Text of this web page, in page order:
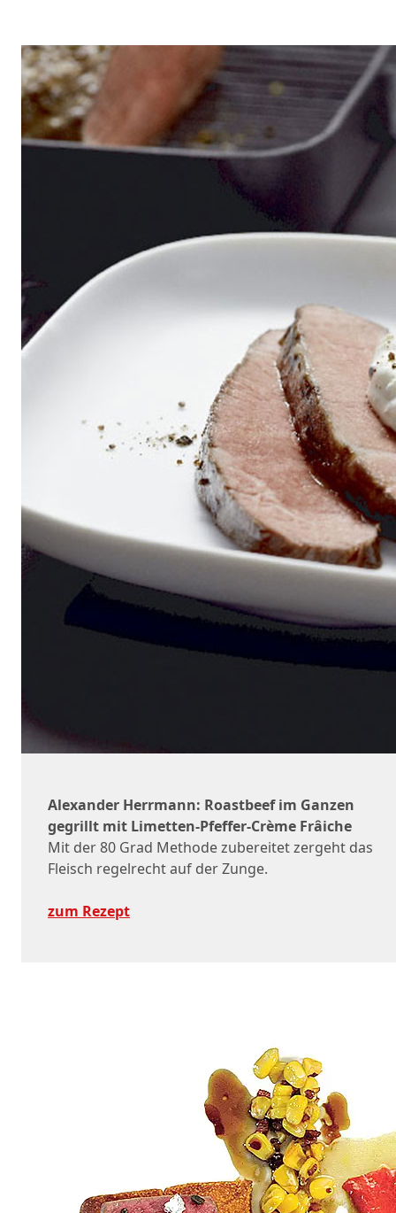
Alexander Herrmann: Roastbeef im Ganzen
gegrillt mit Limetten-Pfeffer-Crème Frâiche
Mit der 80 Grad Methode zubereitet zergeht das
Fleisch regelrecht auf der Zunge.
zum Rezept